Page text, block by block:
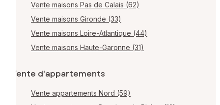
Vente maisons Pas de Calais (62)
Vente maisons Gironde (33)
Vente maisons Loire-Atlantique (44)
Vente maisons Haute-Garonne (31)
Vente d'appartements
Vente appartements Nord (59)